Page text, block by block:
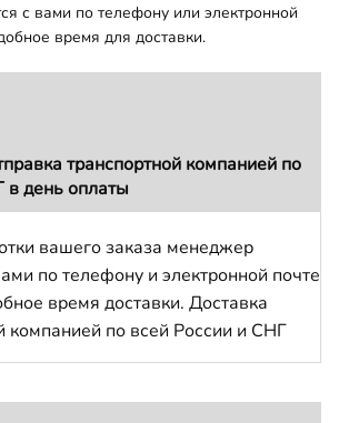
с вами по телефону или электронной
время для доставки.
транспортной компанией по
в день оплаты
вашего заказа менеджер
по телефону и электронной почте
время доставки. Доставка
компанией по всей России и СНГ